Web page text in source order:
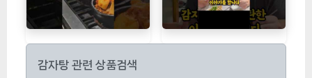
감자탕 관련 상품검색